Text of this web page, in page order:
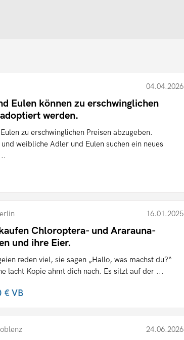
04.04.2026
Eulen können zu erschwinglichen
werden.
zu erschwinglichen Preisen abzugeben.
weibliche Adler und Eulen suchen ein neues
16.01.2025
Chloroptera- und Ararauna-
und ihre Eier.
reden viel, sie sagen „Hallo, was machst du?“
lacht Kopie ahmt dich nach. Es sitzt auf der ...
€VB
24.06.2026